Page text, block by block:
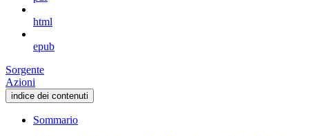
html
epub
Sorgente
Azioni
indice dei contenuti
Sommario